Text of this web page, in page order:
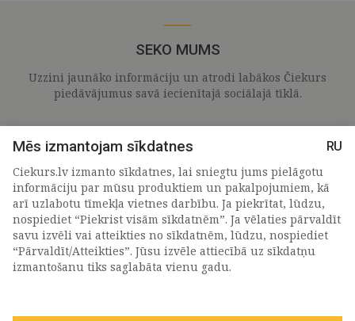
SEKO MUMS
Uzzini jaunāko informāciju un atrodi labākos Čiekurs
piedāvājumus savā iecienītajā sociālajā tīklā.
PIETEIKTIES MŪSU JAUNUMIEM
Mēs izmantojam sīkdatnes
RU
Ciekurs.lv izmanto sīkdatnes, lai sniegtu jums pielāgotu
informāciju par mūsu produktiem un pakalpojumiem, kā
arī uzlabotu tīmekļa vietnes darbību. Ja piekrītat, lūdzu,
nospiediet “Piekrist visām sīkdatnēm”. Ja vēlaties pārvaldīt
savu izvēli vai atteikties no sīkdatnēm, lūdzu, nospiediet
“Pārvaldīt/Atteikties”. Jūsu izvēle attiecībā uz sīkdatņu
izmantošanu tiks saglabāta vienu gadu.